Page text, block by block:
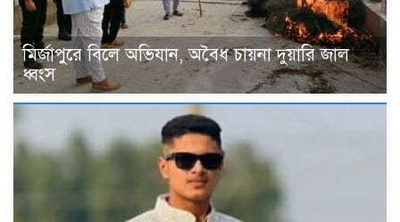
মির্জাপুরে বিলে অভিযান, অবৈধ চায়না দুয়ারি জাল
ধ্বংস